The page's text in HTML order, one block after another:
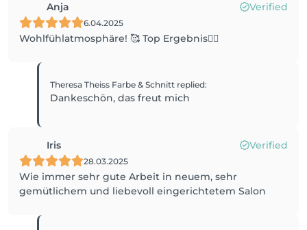
Anja Verified
6.04.2025
Wohlfühlatmosphäre! 🥰 Top Ergebnis👍🏻
Theresa Theiss Farbe & Schnitt replied:
Dankeschön, das freut mich
Iris Verified
28.03.2025
Wie immer sehr gute Arbeit in neuem, sehr
gemütlichem und liebevoll eingerichtetem Salon